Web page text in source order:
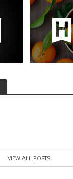
VIEW ALL POSTS